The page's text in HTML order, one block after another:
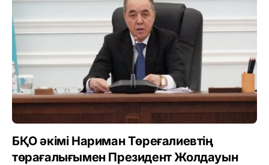
БҚО әкімі Нариман Төреғалиевтің
төрағалығымен Президент Жолдауын